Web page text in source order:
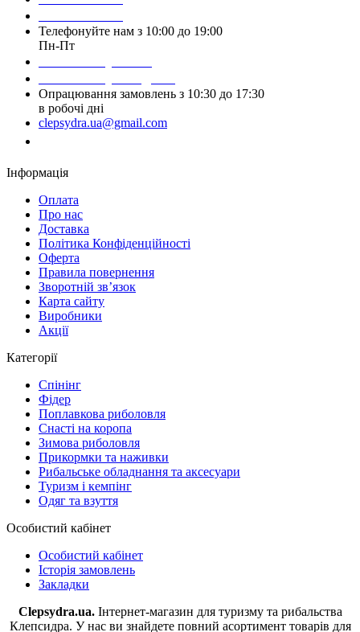
Телефонуйте нам з 10:00 до 19:00
Пн-Пт
Опрацювання замовлень з 10:30 до 17:30
в робочі дні
clepsydra.ua@gmail.com
Інформація
Оплата
Про нас
Доставка
Політика Конфіденційності
Оферта
Правила повернення
Зворотній зв’язок
Карта сайту
Виробники
Акції
Категорії
Спінінг
Фідер
Поплавкова риболовля
Снасті на коропа
Зимова риболовля
Прикормки та наживки
Рибальське обладнання та аксесуари
Туризм і кемпінг
Одяг та взуття
Особистий кабінет
Особистий кабінет
Історія замовлень
Закладки
Clepsydra.ua. Інтернет-магазин для туризму та рибальства
Клепсидра. У нас ви знайдете повний асортимент товарів для